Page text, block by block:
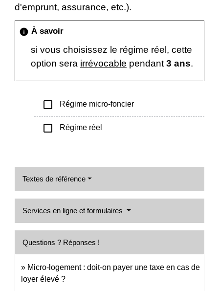
d'emprunt, assurance, etc.).
info À savoir
si vous choisissez le régime réel, cette
option sera irrévocable pendant 3 ans.
check_box_outline_blank Régime micro-foncier
check_box_outline_blank Régime réel
Textes de référence
Services en ligne et formulaires
Questions ? Réponses !
Micro-logement : doit-on payer une taxe en cas de
loyer élevé ?